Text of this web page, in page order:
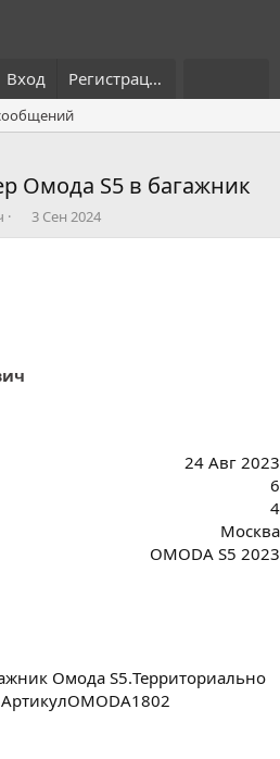
Что нового?
Вход Регистрация
Омода S5 в багажник
Д
а
3 Сен 2024
24 Авг 2023
6
4
Москва
OMODA S5 2023
Омода S5.Территориально